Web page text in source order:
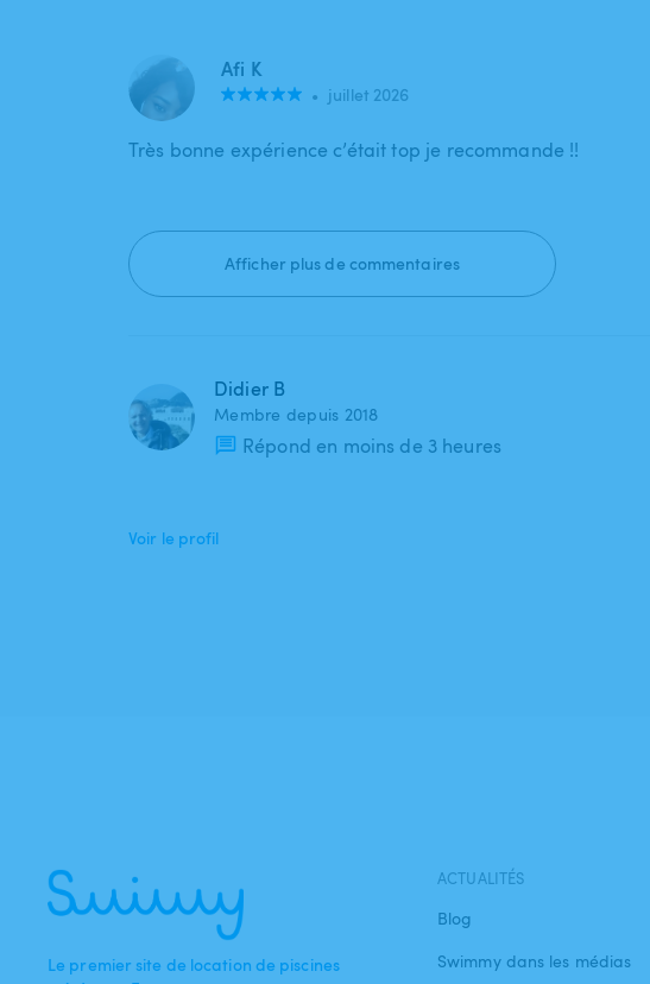
Afi K
• juillet 2026
Très bonne expérience c’était top je recommande !!
Afficher plus de commentaires
Didier B
Membre depuis 2018
Répond en moins de 3 heures
Voir le profil
Le premier site de location de piscines
ACTUALITÉS
Blog
Swimmy dans les médias